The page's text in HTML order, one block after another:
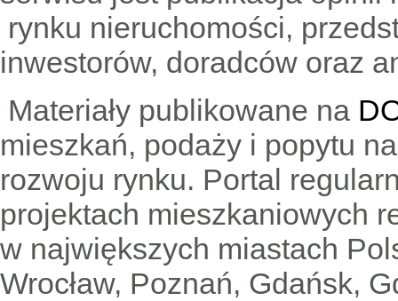
rynku nieruchomości,
inwestorów, doradców oraz
Materiały publikowane na
mieszkań, podaży i popytu
rozwoju rynku. Portal
projektach mieszkaniowych
w największych miastach
Wrocław, Poznań, Gdańsk,